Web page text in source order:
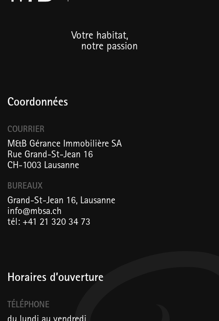
Votre habitat,
notre passion
Coordonnées
COURRIER
M&B Gérance Immobilière SA
Rue Grand-St-Jean 16
CH-1003 Lausanne
BUREAUX
Grand-St-Jean 16, Lausanne
info@mbsa.ch
tél: +41 21 320 34 73
Horaires d’ouverture
TÉLÉPHONE